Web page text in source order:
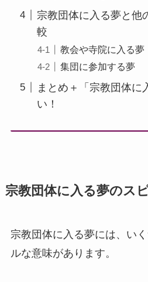
宗教団体に入る夢と他
較
教会や寺院に入る夢
集団に参加する夢
まとめ＋「宗教団体に
い！
宗教団体に入る夢のス
宗教団体に入る夢には、い
ルな意味があります。